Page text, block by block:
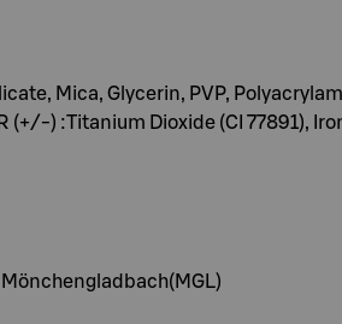
Mica, Glycerin, PVP,
(+/-) :Titanium Dioxide (CI 77891),